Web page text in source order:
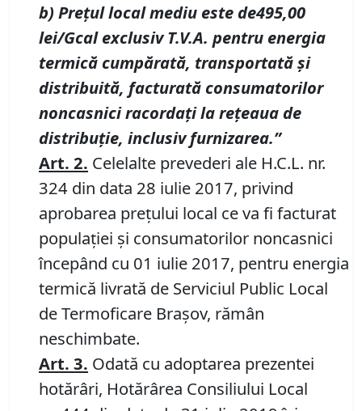
b) Preţul local mediu este de495,00
lei/Gcal exclusiv T.V.A. pentru energia
termică cumpărată, transportată şi
distribuită, facturată consumatorilor
noncasnici racordaţi la reţeaua de
distribuţie, inclusiv furnizarea.”
Art. 2. Celelalte prevederi ale H.C.L. nr.
324 din data 28 iulie 2017, privind
aprobarea preţului local ce va fi facturat
populaţiei şi consumatorilor noncasnici
începând cu 01 iulie 2017, pentru energia
termică livrată de Serviciul Public Local
de Termoficare Braşov, rămân
neschimbate.
Art. 3. Odată cu adoptarea prezentei
hotărâri, Hotărârea Consiliului Local